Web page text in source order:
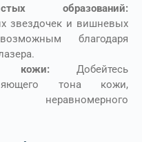
образований:
звездочек и вишневых
благодаря
кожи: Добейтесь
тона кожи,